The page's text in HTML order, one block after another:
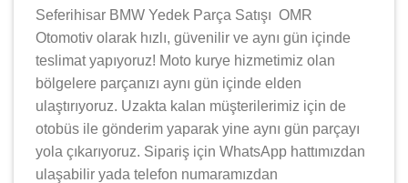
Seferihisar BMW Yedek Parça Satışı OMR
Otomotiv olarak hızlı, güvenilir ve aynı gün içinde
teslimat yapıyoruz! Moto kurye hizmetimiz olan
bölgelere parçanızı aynı gün içinde elden
ulaştırıyoruz. Uzakta kalan müşterilerimiz için de
otobüs ile gönderim yaparak yine aynı gün parçayı
yola çıkarıyoruz. Sipariş için WhatsApp hattımızdan
ulaşabilir yada telefon numaramızdan